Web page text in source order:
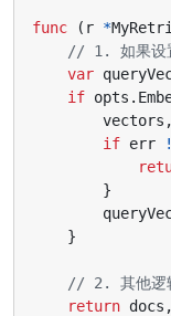
func ( r *
// 1. 如果设
var
if opts .
vectors ,
if err
}
}
// 2. 其他逻
return docs ,